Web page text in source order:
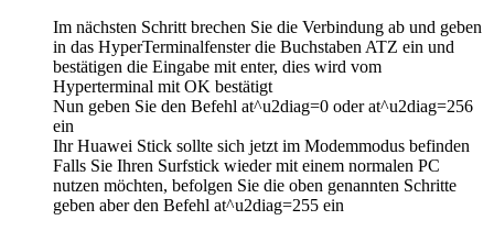
Im nächsten Schritt brechen Sie die Verbindung ab und geben
in das HyperTerminalfenster die Buchstaben ATZ ein und
bestätigen die Eingabe mit enter, dies wird vom
Hyperterminal mit OK bestätigt
Nun geben Sie den Befehl at^u2diag=0 oder at^u2diag=256
ein
Ihr Huawei Stick sollte sich jetzt im Modemmodus befinden
Falls Sie Ihren Surfstick wieder mit einem normalen PC
nutzen möchten, befolgen Sie die oben genannten Schritte
geben aber den Befehl at^u2diag=255 ein